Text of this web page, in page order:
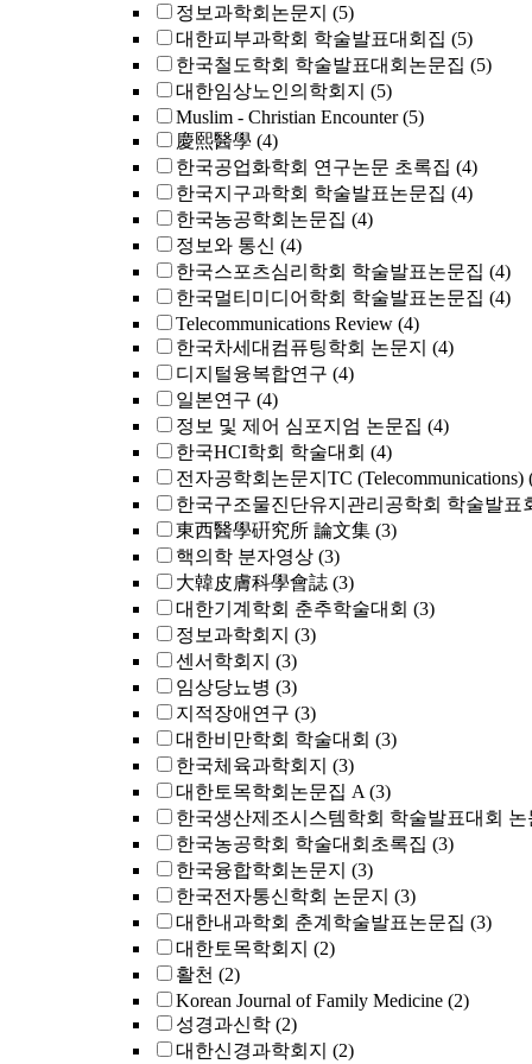
정보과학회논문지 (5)
대한피부과학회 학술발표대회집 (5)
한국철도학회 학술발표대회논문집 (5)
대한임상노인의학회지 (5)
Muslim - Christian Encounter (5)
慶熙醫學 (4)
한국공업화학회 연구논문 초록집 (4)
한국지구과학회 학술발표논문집 (4)
한국농공학회논문집 (4)
정보와 통신 (4)
한국스포츠심리학회 학술발표논문집 (4)
한국멀티미디어학회 학술발표논문집 (4)
Telecommunications Review (4)
한국차세대컴퓨팅학회 논문지 (4)
디지털융복합연구 (4)
일본연구 (4)
정보 및 제어 심포지엄 논문집 (4)
한국HCI학회 학술대회 (4)
전자공학회논문지TC (Telecommunications)
한국구조물진단유지관리공학회 학술발표
東西醫學硏究所 論文集 (3)
핵의학 분자영상 (3)
大韓皮膚科學會誌 (3)
대한기계학회 춘추학술대회 (3)
정보과학회지 (3)
센서학회지 (3)
임상당뇨병 (3)
지적장애연구 (3)
대한비만학회 학술대회 (3)
한국체육과학회지 (3)
대한토목학회논문집 A (3)
한국생산제조시스템학회 학술발표대회 논
한국농공학회 학술대회초록집 (3)
한국융합학회논문지 (3)
한국전자통신학회 논문지 (3)
대한내과학회 춘계학술발표논문집 (3)
대한토목학회지 (2)
활천 (2)
Korean Journal of Family Medicine (2)
성경과신학 (2)
대한신경과학회지 (2)